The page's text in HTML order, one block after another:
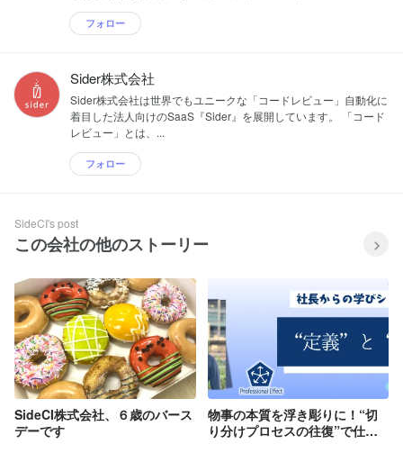
フォロー
Sider株式会社
Sider株式会社は世界でもユニークな「コードレビュー」自動化に
着目した法人向けのSaaS『Sider』を展開しています。 「コード
レビュー」とは、...
フォロー
SideCI's post
この会社の他のストーリー
SideCI株式会社、６歳のバース
デーです
物事の本質を浮き彫りに！“切
り分けプロセスの往復”で仕事